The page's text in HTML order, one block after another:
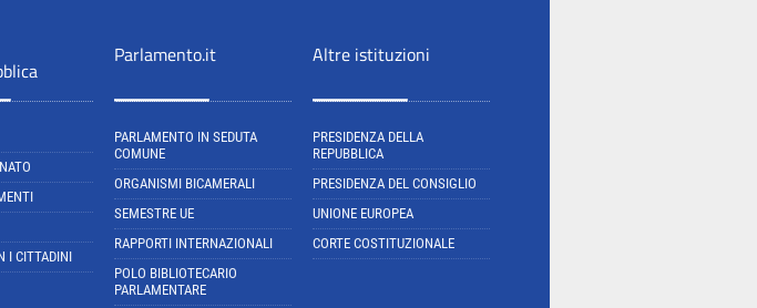
I CITTADINI
Parlamento.it
PARLAMENTO IN SEDUTA
COMUNE
ORGANISMI BICAMERALI
SEMESTRE UE
RAPPORTI INTERNAZIONALI
POLO BIBLIOTECARIO
PARLAMENTARE
Altre istituzioni
PRESIDENZA DELLA
REPUBBLICA
PRESIDENZA DEL CONSIGLIO
UNIONE EUROPEA
CORTE COSTITUZIONALE